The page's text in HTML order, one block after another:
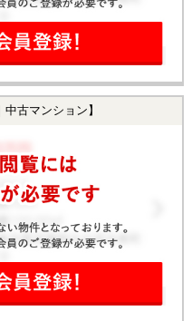
中古マンション】